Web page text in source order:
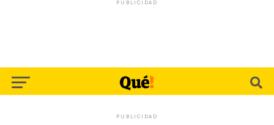
PUBLICIDAD
PUBLICIDAD